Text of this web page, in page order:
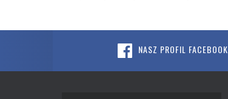
NASZ PROFIL FACEBOOK